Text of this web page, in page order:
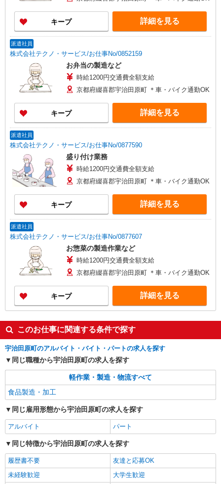
キープ 詳細を見る
派遣社員
株式会社テクノ・サービス/お仕事No/0852159
お弁当の製造など
時給1200円交通費全額支給
京都府綴喜郡宇治田原町 ＊車・バイク通勤OK
キープ 詳細を見る
派遣社員
株式会社テクノ・サービス/お仕事No/0877590
盛り付け業務
時給1200円交通費全額支給
京都府綴喜郡宇治田原町 ＊車・バイク通勤OK
キープ 詳細を見る
派遣社員
株式会社テクノ・サービス/お仕事No/0877607
お惣菜の製造作業など
時給1200円交通費全額支給
京都府綴喜郡宇治田原町 ＊車・バイク通勤OK
キープ 詳細を見る
このお仕事に関連する条件で探す
宇治田原町のアルバイト・バイト・パートの求人を探す
同じ職種から宇治田原町の求人を探す
軽作業・製造・物流すべて
食品製造・加工
同じ雇用形態から宇治田原町の求人を探す
アルバイト パート
同じ特徴から宇治田原町の求人を探す
履歴書不要
友達と応募OK
未経験歓迎
大学生歓迎